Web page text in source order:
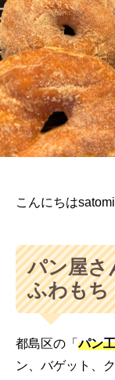
こんにちは
パン屋さ
ふわもち
都島区の「パン
ン、バゲット、